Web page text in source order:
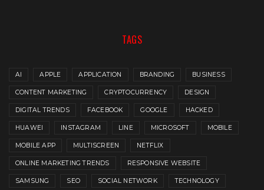
TAGS
AI APPLE APPLICATION BRANDING BUSINESS
CONTENT MARKETING CRYPTOCURRENCY DESIGN
DIGITAL TRENDS FACEBOOK GOOGLE HACKED
HUAWEI INSTAGRAM LINE MICROSOFT MOBILE
MOBILE APP MULTISCREEN NETFLIX
ONLINE MARKETING TRENDS RESPONSIVE WEBSITE
SAMSUNG SEO SOCIAL NETWORK TECHNOLOGY